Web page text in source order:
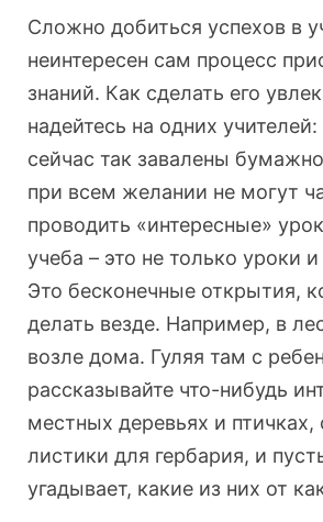
Сложно добиться успехов в
неинтересен сам процесс
знаний. Как сделать его
надейтесь на одних
сейчас так завалены
при всем желании не могут
проводить «интересные»
учеба – это не только уроки
Это бесконечные открытия,
делать везде. Например, в
возле дома. Гуляя там с
рассказывайте что-нибудь
местных деревьях и птичках,
листики для гербария, и
угадывает, какие из них от